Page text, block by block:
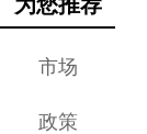
市场
政策